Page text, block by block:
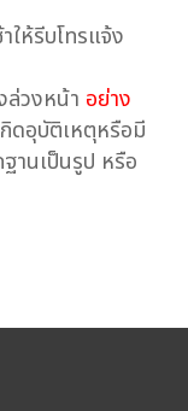
ให้รีบโทรแจ้ง
วงหน้า อย่าง
กิดอุบัติเหตุหรือมี
านเป็นรูป หรือ